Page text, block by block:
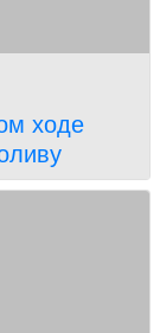
ходе